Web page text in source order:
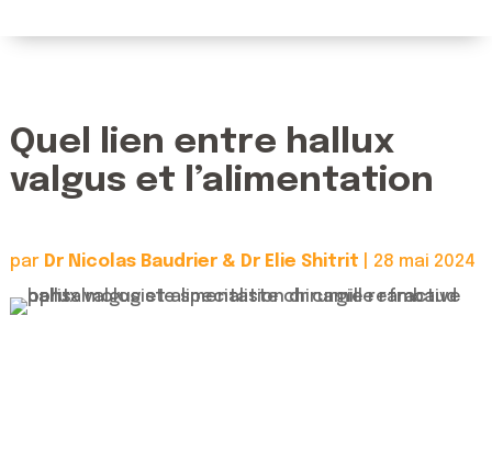
Quel lien entre hallux
valgus et l’alimentation
par Dr Nicolas Baudrier & Dr Elie Shitrit 28 mai 2024